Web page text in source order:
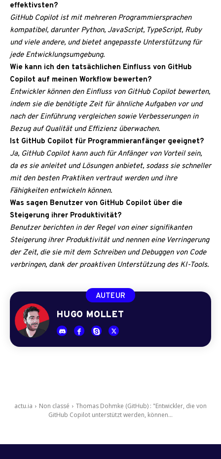
effektivsten?
GitHub Copilot ist mit mehreren Programmiersprachen
kompatibel, darunter Python, JavaScript, TypeScript, Ruby
und viele andere, und bietet angepasste Unterstützung für
jede Entwicklungsumgebung.
Wie kann ich den tatsächlichen Einfluss von GitHub
Copilot auf meinen Workflow bewerten?
Entwickler können den Einfluss von GitHub Copilot bewerten,
indem sie die benötigte Zeit für ähnliche Aufgaben vor und
nach der Einführung vergleichen sowie Verbesserungen in
Bezug auf Qualität und Effizienz überwachen.
Ist GitHub Copilot für Programmieranfänger geeignet?
Ja, GitHub Copilot kann auch für Anfänger von Vorteil sein,
da es sie anleitet und Lösungen anbietet, sodass sie schneller
mit den besten Praktiken vertraut werden und ihre
Fähigkeiten entwickeln können.
Was sagen Benutzer von GitHub Copilot über die
Steigerung ihrer Produktivität?
Benutzer berichten in der Regel von einer signifikanten
Steigerung ihrer Produktivität und nennen eine Verringerung
der Zeit, die sie mit dem Schreiben und Debuggen von Code
verbringen, dank der proaktiven Unterstützung des KI-Tools.
AUTEUR
HUGO MOLLET
actu.ia Non classé
Thomas Dohmke (GitHub) : "Entwickler, die von
GitHub Copilot unterstützt werden, können...